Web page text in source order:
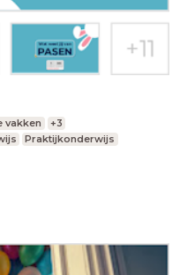
vakken
+3
Praktijkonderwijs